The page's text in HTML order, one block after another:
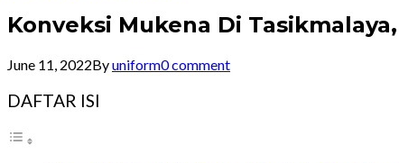
Konveksi Mukena Di
June 11, 2022Byuniform0 comment
DAFTAR ISI